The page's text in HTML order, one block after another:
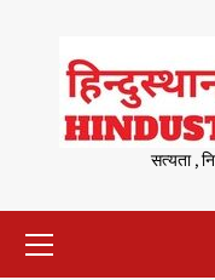
content
सत्यता ,
Menu